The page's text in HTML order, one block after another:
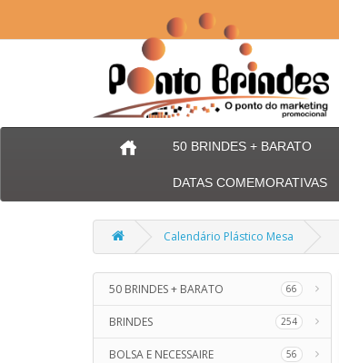
50 BRINDES + BARATO
DATAS COMEMORATIVAS
Calendário Plástico Mesa
50 BRINDES + BARATO 66
BRINDES 254
BOLSA E NECESSAIRE 56